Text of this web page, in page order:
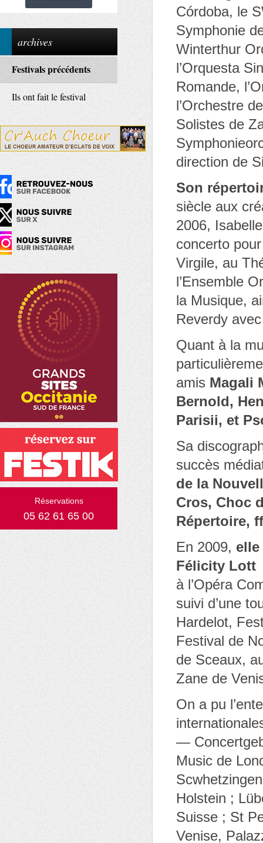
archives
Festivals précédents
Ils ont fait le festival
Réservations
05 62 61 65 00
Córdoba, le
Symphonie
Winterthur
l’Orquesta
Romande,
l’Orchestre
Solistes de
direction de
Son
siècle aux
2006,
concerto
Virgile, au
l’Ensemble
la Musique,
Reverdy
Quant à la
amis Magali
Bernold,
Parisii, et
Sa
succès
de la
Cros, Choc
Répertoire,
En 2009, elle
Félicity Lott
à l’Opéra
suivi d’une
Hardelot,
Festival de
de Sceaux,
Zane de
On a pu
—
Music de
Holstein ;
Suisse ; St
Venise,